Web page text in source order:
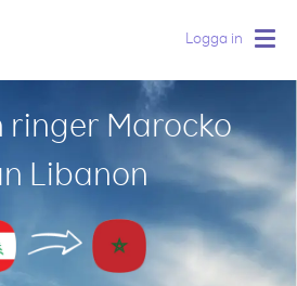
Logga in
ringer Marocko
Libanon